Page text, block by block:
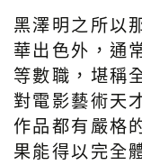
黑澤明之所以
華出色外，通
等數職，堪稱
對電影藝術天
作品都有嚴格
果能得以完全